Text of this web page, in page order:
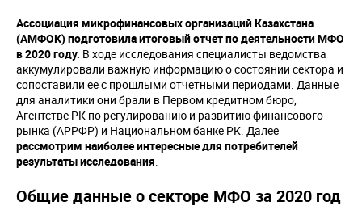
Ассоциация микрофинансовых организаций Казахстана
(АМФОК) подготовила итоговый отчет по деятельности МФО
в 2020 году. В ходе исследования специалисты ведомства
аккумулировали важную информацию о состоянии сектора и
сопоставили ее с прошлыми отчетными периодами. Данные
для аналитики они брали в Первом кредитном бюро,
Агентстве РК по регулированию и развитию финансового
рынка (АРРФР) и Национальном банке РК. Далее
рассмотрим наиболее интересные для потребителей
результаты исследования.
Общие данные о секторе МФО за 2020 год